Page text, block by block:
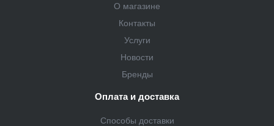
О магазине
Контакты
Услуги
Новости
Бренды
Оплата и доставка
Способы доставки